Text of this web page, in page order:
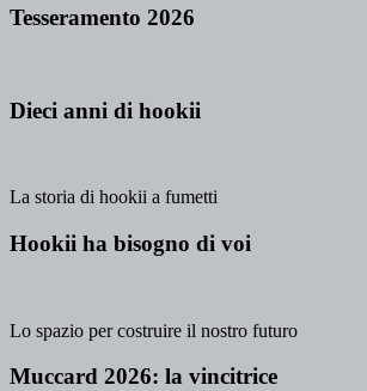
Tesseramento 2026
Dieci anni di hookii
La storia di hookii a fumetti
Hookii ha bisogno di voi
Lo spazio per costruire il nostro futuro
Muccard 2026: la vincitrice